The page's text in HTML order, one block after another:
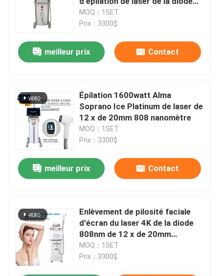
160J de 12 x de 20mm 600
watts
MOQ：1SET
Prix：3300$
meilleur prix Contact
Épilation 1600watt Alma
Soprano Ice Platinum de laser de
12 x de 20mm 808 nanomètre
MOQ：1SET
Prix：3300$
meilleur prix Contact
Enlèvement de pilosité faciale
d'écran du laser 4K de la diode
808nm de 12 x de 20mm
naturellement permanent
MOQ：1SET
Prix：3300$